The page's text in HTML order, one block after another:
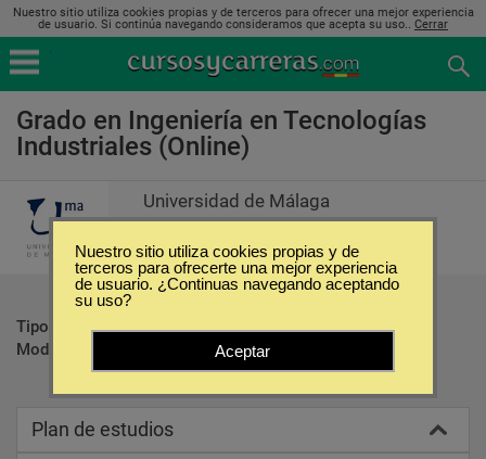
Nuestro sitio utiliza cookies propias y de terceros para ofrecer una mejor experiencia
de usuario. Si continúa navegando consideramos que acepta su uso.. Cerrar
Grado en Ingeniería en Tecnologías
Industriales (Online)
Universidad de Málaga
Tipo:
Carreras Universitarias
Modalidad:
Plan de estudios
Nuestro sitio utiliza cookies propias y de
terceros para ofrecerte una mejor experiencia
de usuario. ¿Continuas navegando aceptando
su uso?
Aceptar